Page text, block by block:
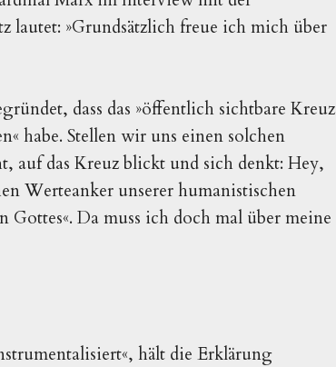
lautet: »Grundsätzlich freue ich mich über
dass das »öffentlich sichtbare Kreuz
habe. Stellen wir uns einen solchen
auf das Kreuz blickt und sich denkt: Hey,
Werteanker unserer humanistischen
Gottes«. Da muss ich doch mal über meine
hält die Erklärung